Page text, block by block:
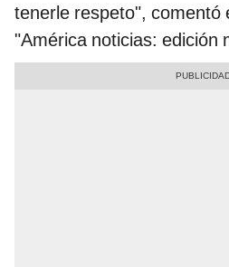
tenerle respeto", comentó
"América noticias: edición